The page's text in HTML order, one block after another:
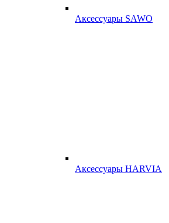
Аксессуары SAWO
Аксессуары HARVIA